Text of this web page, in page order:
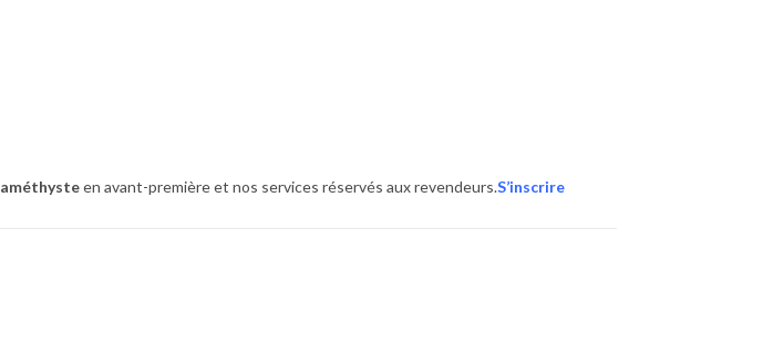
améthysteen avant-première et nos services réservés aux revendeurs.S’inscrire